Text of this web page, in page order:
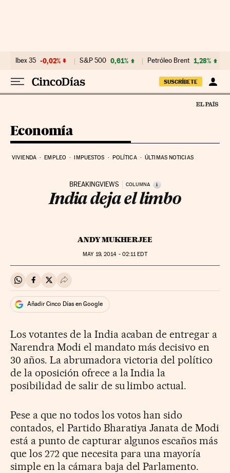
Ibex 35 -0,02% S&P 500 0,61% Petróleo Brent 1,28%
SUSCRÍBETE
Economía
VIVIENDA EMPLEO IMPUESTOS POLÍTICA ÚLTIMAS NOTICIAS
BREAKINGVIEWS COLUMNA i
India deja el limbo
ANDY MUKHERJEE
MAY19, 2014 - 02:11 EDT
Compartir en Whatsapp
Compartir en Facebook
Compartir en Twitter
Desplegar Redes Sociales
Añadir Cinco Días en Google
Los votantes de la India acaban de entregar a
Narendra Modi el mandato más decisivo en
30 años. La abrumadora victoria del político
de la oposición ofrece a la India la
posibilidad de salir de su limbo actual.
Pese a que no todos los votos han sido
contados, el Partido Bharatiya Janata de Modi
está a punto de capturar algunos escaños más
que los 272 que necesita para una mayoría
simple en la cámara baja del Parlamento.